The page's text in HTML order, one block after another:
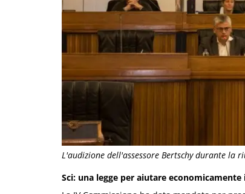
L'audizione dell'assessore Bertschy durante la
Sci: una legge per aiutare